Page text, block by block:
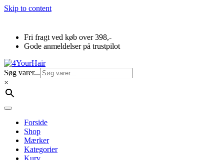
Skip to content
Fri fragt ved køb over 398,-
Gode anmeldelser på trustpilot
Søg varer...
×
Forside
Shop
Mærker
Kategorier
Kurv